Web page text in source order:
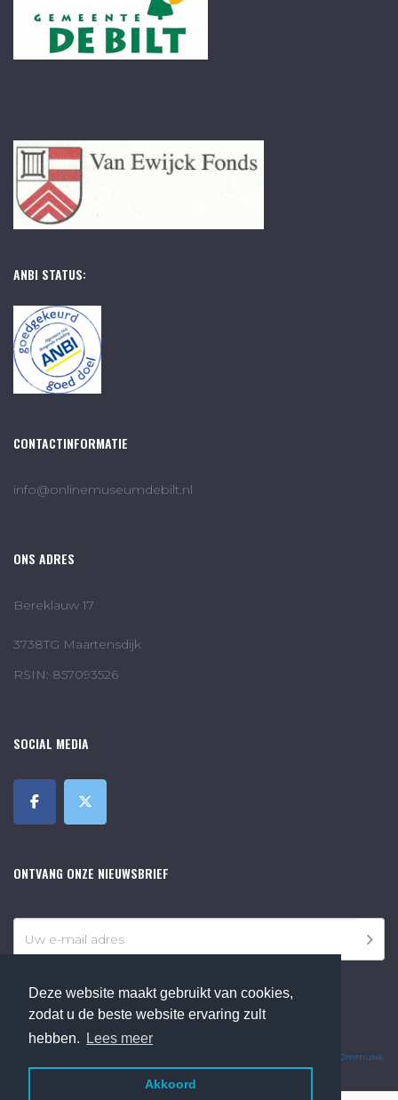
Deze website maakt gebruikt van cookies,
zodat u de beste website ervaring zult
hebben.
Lees meer
Akkoord
ANBI STATUS:
CONTACTINFORMATIE
info@onlinemuseumdebilt.nl
ONS ADRES
Bereklauw 17
3738TG Maartensdijk
RSIN: 857093526
SOCIAL MEDIA
ONTVANG ONZE NIEUWSBRIEF
©2018 Online Museum de Bilt. Alle rechten voorbehouden.
Ommune